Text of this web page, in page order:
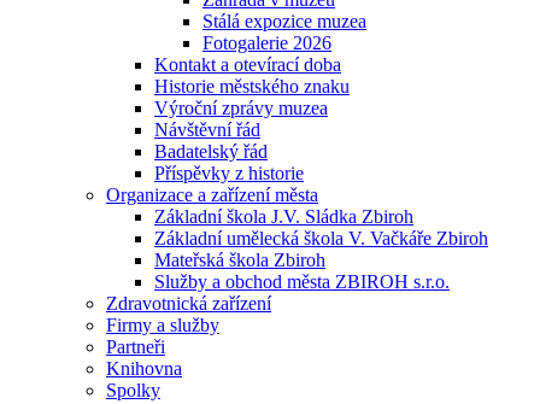
Stálá expozice muzea
Fotogalerie 2026
Kontakt a otevírací doba
Historie městského znaku
Výroční zprávy muzea
Návštěvní řád
Badatelský řád
Příspěvky z historie
Organizace a zařízení města
Základní škola J.V. Sládka Zbiroh
Základní umělecká škola V. Vačkáře Zbiroh
Mateřská škola Zbiroh
Služby a obchod města ZBIROH s.r.o.
Zdravotnická zařízení
Firmy a služby
Partneři
Knihovna
Spolky